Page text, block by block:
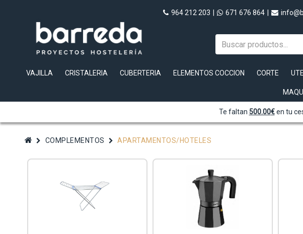
964 212 203 671 676 864
VAJILLA CRISTALERIA CUBERTERIA ELEMENTOS COCCION CORTE
Te faltan 500.00€en tu
COMPLEMENTOS APARTAMENTOS/HOTELES